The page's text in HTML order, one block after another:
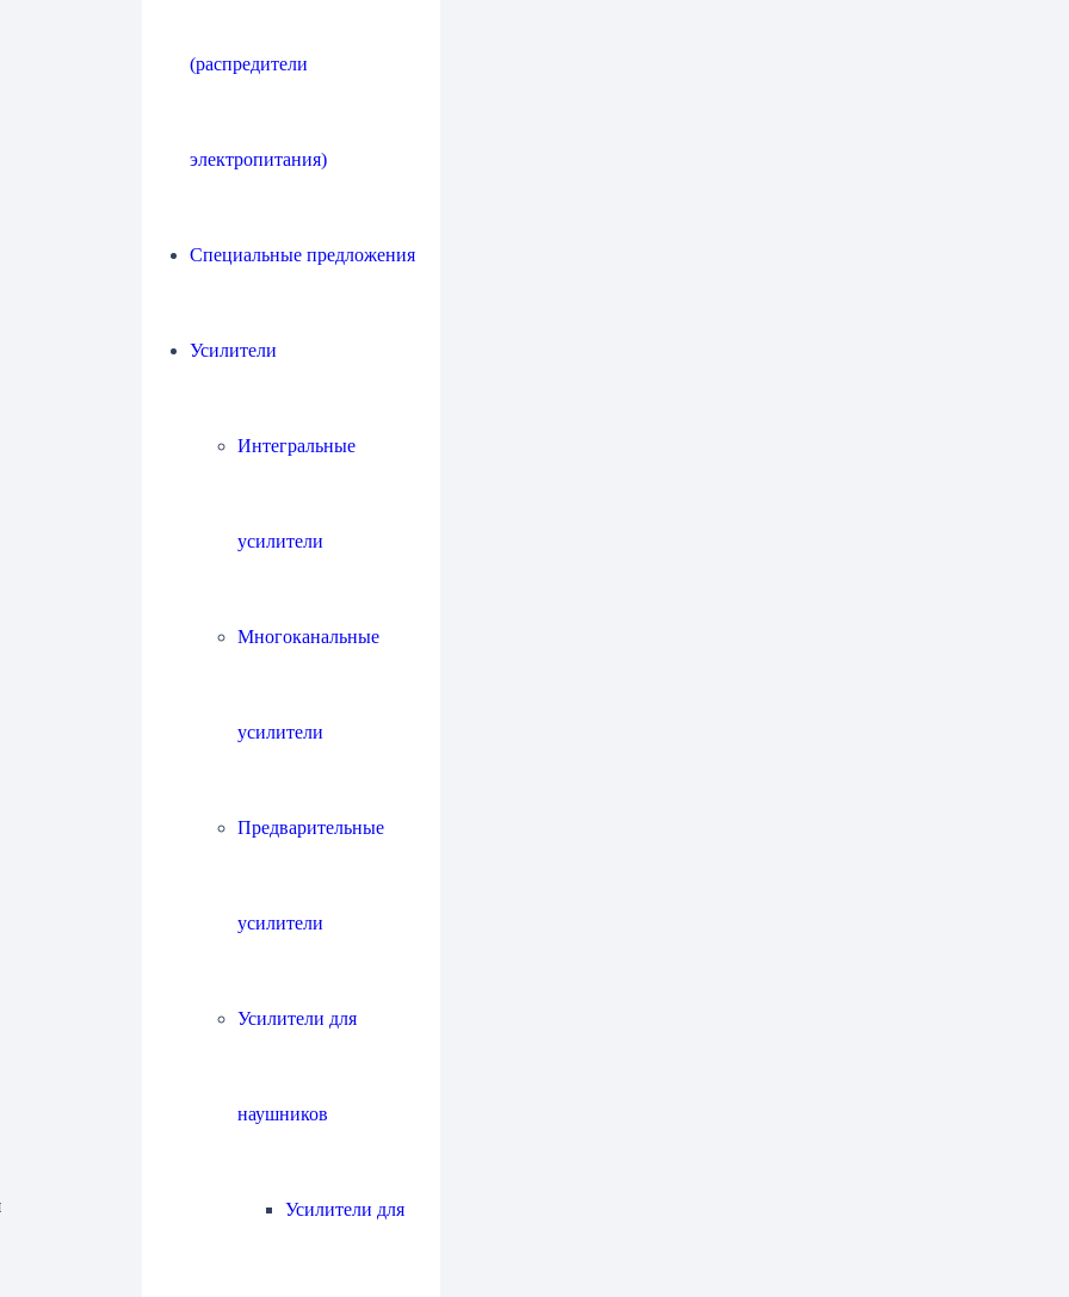
(распредители
электропитания)
Специальные предложения
Усилители
Интегральные
усилители
Многоканальные
усилители
Предварительные
усилители
Усилители для
наушников
Усилители для